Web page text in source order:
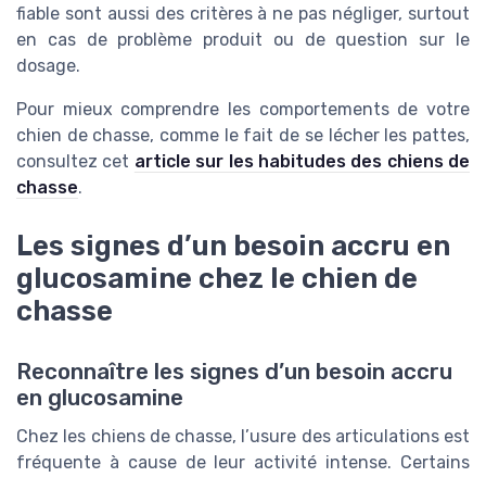
fiable sont aussi des critères à ne pas négliger, surtout
en cas de problème produit ou de question sur le
dosage.
Pour mieux comprendre les comportements de votre
chien de chasse, comme le fait de se lécher les pattes,
consultez cet article sur les habitudes des chiens de
chasse.
Les signes d’un besoin accru en
glucosamine chez le chien de
chasse
Reconnaître les signes d’un besoin accru
en glucosamine
Chez les chiens de chasse, l’usure des articulations est
fréquente à cause de leur activité intense. Certains